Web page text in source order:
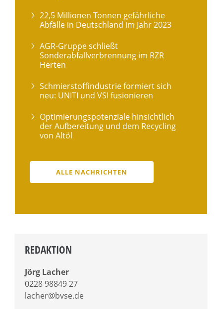
22,5 Millionen Tonnen gefährliche
Abfälle in Deutschland im Jahr 2023
AGR-Gruppe schließt
Sonderabfallverbrennung im RZR
Herten
Schmierstoffindustrie formiert sich
neu: UNITI und VSI fusionieren
Optimierungspotenziale hinsichtlich
der Aufbereitung und dem Recycling
von Altöl
ALLE NACHRICHTEN
REDAKTION
Jörg Lacher
0228 98849 27
lacher@bvse.de